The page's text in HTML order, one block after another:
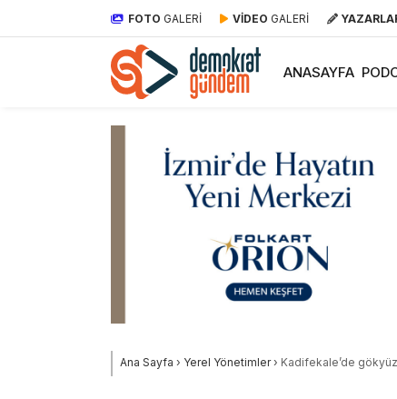
FOTO GALERİ VİDEO GALERİ
ANASAYFA
Ana Sayfa › Yerel Yönetimler› Kadifekale’de